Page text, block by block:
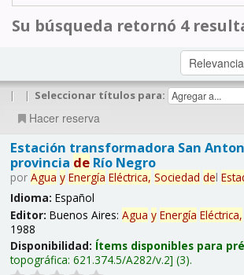
Su búsqueda retornó 4
| | Seleccionar títulos para:
Hacer reserva
Estación transformadora San
provincia deRío Negro
por Agua y Energía Eléctrica, Sociedad del
Idioma: Español
Editor: Buenos Aires: Agua y Energía Eléctrica,
1988
Disponibilidad: Ítems disponibles para
topográfica: 621.374.5/A282/v.2 (3).